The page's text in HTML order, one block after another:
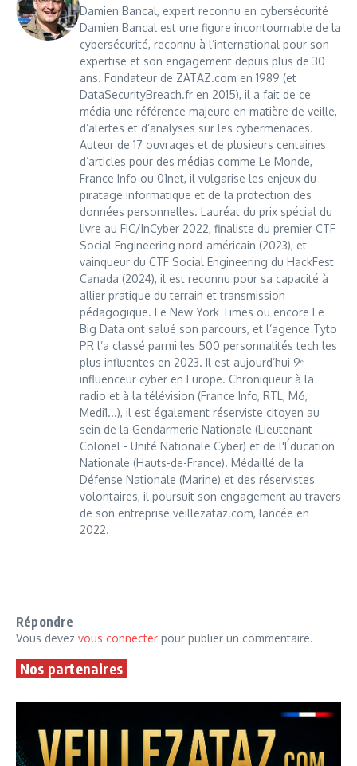
Damien Bancal, expert reconnu en cybersécurité
Damien Bancal est une figure incontournable de la
cybersécurité, reconnu à l’international pour son
expertise et son engagement depuis plus de 30
ans. Fondateur de ZATAZ.com en 1989 (et
DataSecurityBreach.fr en 2015), il a fait de ce
média une référence majeure en matière de veille,
d’alertes et d’analyses sur les cybermenaces.
Auteur de 17 ouvrages et de plusieurs centaines
d’articles pour des médias comme Le Monde,
France Info ou 01net, il vulgarise les enjeux du
piratage informatique et de la protection des
données personnelles. Lauréat du prix spécial du
livre au FIC/InCyber 2022, finaliste du premier CTF
Social Engineering nord-américain (2023), et
vainqueur du CTF Social Engineering du HackFest
Canada (2024), il est reconnu pour sa capacité à
allier pratique du terrain et transmission
pédagogique. Le New York Times ou encore Le
Big Data ont salué son parcours, et l’agence Tyto
PR l’a classé parmi les 500 personnalités tech les
plus influentes en 2023. Il est aujourd’hui 9ᵉ
influenceur cyber en Europe. Chroniqueur à la
radio et à la télévision (France Info, RTL, M6,
Medi1...), il est également réserviste citoyen au
sein de la Gendarmerie Nationale (Lieutenant-
Colonel - Unité Nationale Cyber) et de l'Éducation
Nationale (Hauts-de-France). Médaillé de la
Défense Nationale (Marine) et des réservistes
volontaires, il poursuit son engagement au travers
de son entreprise veillezataz.com, lancée en
2022.
Répondre
Vous devez vous connecter pour publier un commentaire.
Nos partenaires